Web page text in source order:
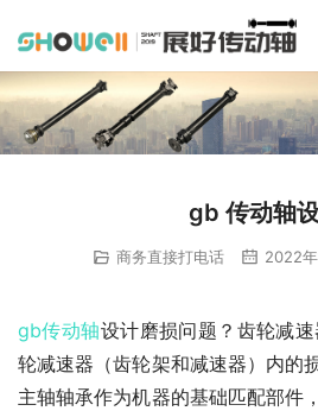
gb 传动轴
商务直接打电话 2022
gb传动轴设计磨损问题？齿轮减
轮减速器（齿轮架和减速器）内的
主轴轴承作为机器的基础匹配部件